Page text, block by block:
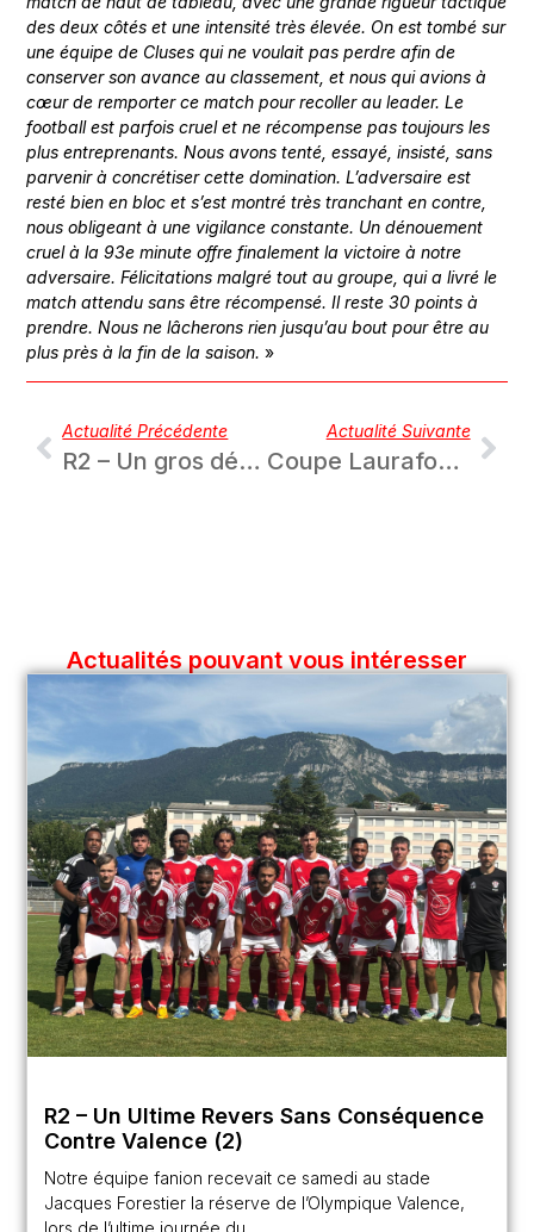
des deux côtés et une intensité très élevée. On est tombé sur
une équipe de Cluses qui ne voulait pas perdre afin de
conserver son avance au classement, et nous qui avions à
cœur de remporter ce match pour recoller au leader. Le
football est parfois cruel et ne récompense pas toujours les
plus entreprenants. Nous avons tenté, essayé, insisté, sans
parvenir à concrétiser cette domination. L’adversaire est
resté bien en bloc et s’est montré très tranchant en contre,
nous obligeant à une vigilance constante. Un dénouement
cruel à la 93e minute offre finalement la victoire à notre
adversaire. Félicitations malgré tout au groupe, qui a livré le
match attendu sans être récompensé. Il reste 30 points à
prendre. Nous ne lâcherons rien jusqu’au bout pour être au
plus près à la fin de la saison.»
Actualité Précédente
R2 – Un gros défi face au leader Cluses-Scionzier
Actualité Suivante
Coupe Laurafoot – Faire respecter la hiérarchie contre l’ES Revermontoise
Actualités pouvant vous intéresser
R2 – Un Ultime Revers Sans Conséquence
Contre Valence (2)
Notre équipe fanion recevait ce samedi au stade
Jacques Forestier la réserve de l’Olympique Valence,
lors de l’ultime journée du